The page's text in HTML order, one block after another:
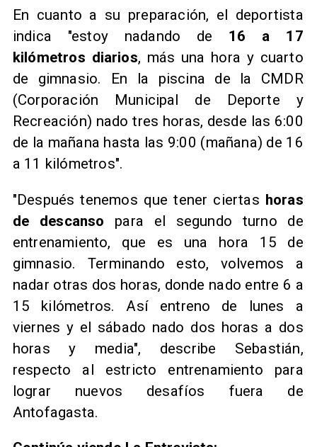
En cuanto a su preparación, el deportista
indica "estoy nadando de 16 a 17
kilómetros diarios, más una hora y cuarto
de gimnasio. En la piscina de la CMDR
(Corporación Municipal de Deporte y
Recreación) nado tres horas, desde las 6:00
de la mañana hasta las 9:00 (mañana) de 16
a 11 kilómetros".
"Después tenemos que tener ciertas horas
de descanso para el segundo turno de
entrenamiento, que es una hora 15 de
gimnasio. Terminando esto, volvemos a
nadar otras dos horas, donde nado entre 6 a
15 kilómetros. Así entreno de lunes a
viernes y el sábado nado dos horas a dos
horas y media", describe Sebastián,
respecto al estricto entrenamiento para
lograr nuevos desafíos fuera de
Antofagasta.